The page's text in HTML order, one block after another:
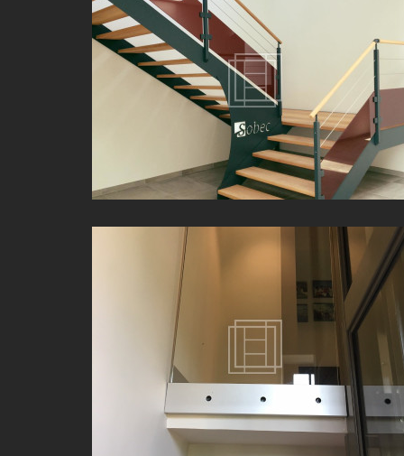
GARDE-CORPS EN VERRE POUR ESCALIER PROCHE DE
CHÂTILLON-SUR-CHALARONNE (01)
GARDE-CORPS VERRE TOUTE HAUTEUR À LYON (69)